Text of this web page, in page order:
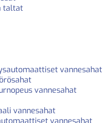
taltat
vannesahat
vannesahat
vannesahat
vannesahat